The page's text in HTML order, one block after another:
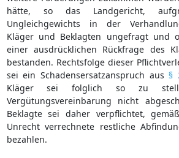
hätte, so das Landgericht,
Ungleichgewichts in der
Kläger und Beklagten ungefragt und
einer ausdrücklichen Rückfrage des
bestanden. Rechtsfolge dieser
sei ein Schadensersatzanspruch aus §
Kläger sei folglich so zu
Vergütungsvereinbarung nicht
Beklagte sei daher verpflichtet,
Unrecht verrechnete restliche
bezahlen.